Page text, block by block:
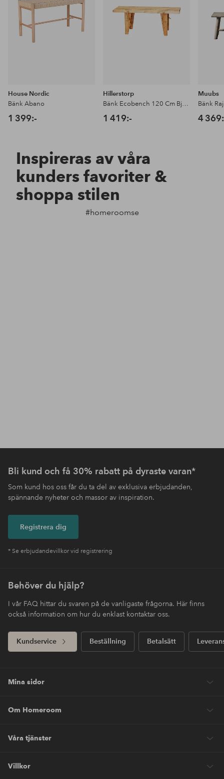
House Nordic
Bänk Abano
1 399:-
Hillerstorp
Bänk Ecobench 120 Cm Björk
1 419:-
Muubs
Bänk
4
Inspireras av våra
kunders favoriter &
shoppa stilen
#homeroomse
Bli kund och få 30% rabatt på dyraste varan*
Som kund hos oss får du ta del av exklusiva erbjudanden,
spännande nyheter och massor av inspiration.
Registrera dig
* Se erbjudandevillkor vid registrering
Behöver du hjälp?
I vår FAQ hittar du svaren på de vanligaste frågorna. Här finns
också information om hur du enklast kontaktar oss.
Kundservice Beställning Betalsätt
Mina sidor
Om Homeroom
Våra tjänster
Villkor